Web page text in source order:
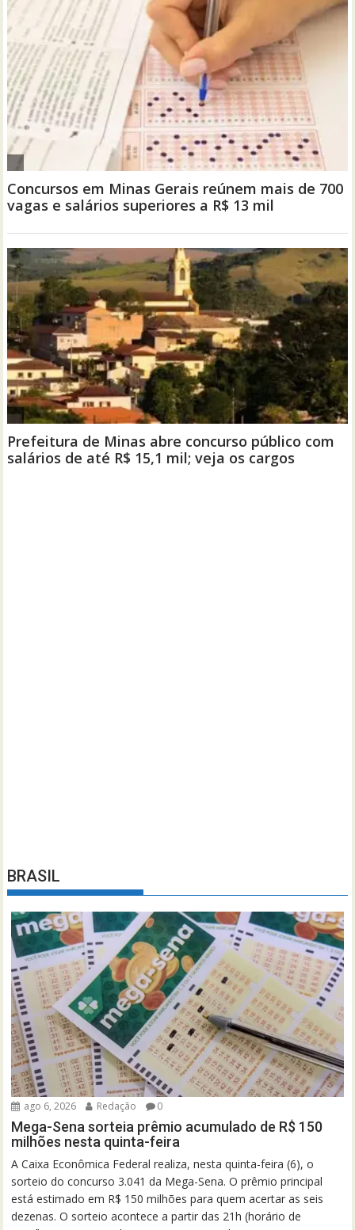
BRASIL
ago 6, 2026 Redação 0
Mega-Sena sorteia prêmio acumulado de R$ 150
milhões nesta quinta-feira
A Caixa Econômica Federal realiza, nesta quinta-feira (6), o
sorteio do concurso 3.041 da Mega-Sena. O prêmio principal
está estimado em R$ 150 milhões para quem acertar as seis
dezenas. O sorteio acontece a partir das 21h (horário de